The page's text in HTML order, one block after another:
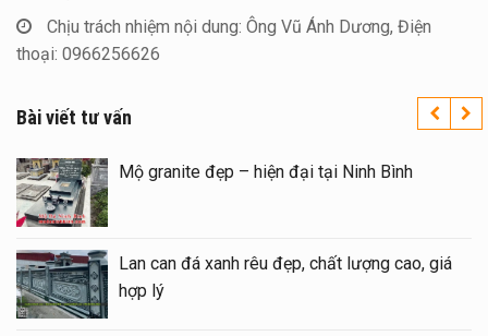
Chịu trách nhiệm nội dung: Ông Vũ Ánh Dương, Điện
thoại: 0966256626
Bài viết tư vấn
uy tín trên toàn quốc – Đá
Bình
đá đôi 1 mái đẹp tại Ninh
2026
Mộ granite đẹp
Lan can đá xanh